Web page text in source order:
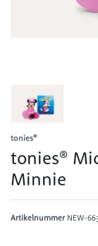
tonies®
tonies®
Minnie
Artikelnummer NEW-